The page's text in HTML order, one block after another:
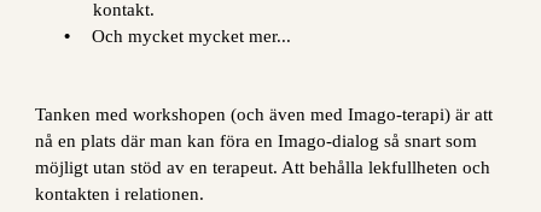
kontakt.
•
Och mycket mycket mer...
Tanken med workshopen (och även med Imago-terapi) är att
nå en plats där man kan föra en Imago-dialog så snart som
möjligt utan stöd av en terapeut. Att behålla lekfullheten och
kontakten i relationen.